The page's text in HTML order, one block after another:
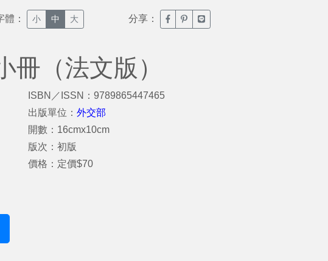
體： 小 中 大 分享： 臉書分享(另開新視窗)
噗浪分享(另開新視窗)
Line分享(另開新視窗)
冊（法文版）
ISBN／ISSN：9789865447465
出版單位：外交部
開數：16cmx10cm
版次：初版
價格：定價$70